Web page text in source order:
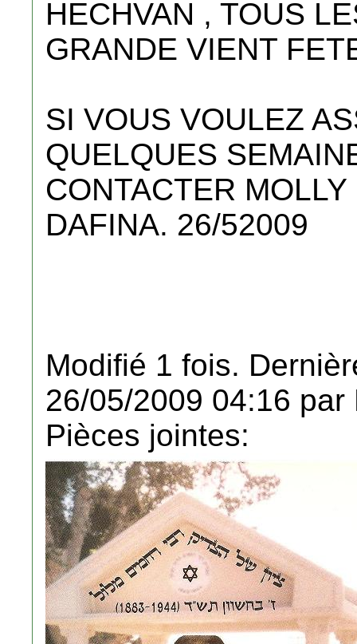
HECHVAN , TOUS
GRANDE VIENT
SI VOUS VOULEZ
QUELQUES
CONTACTER
DAFINA. 26/52009
Modifié 1 fois.
26/05/2009 04:16 par
Pièces jointes: